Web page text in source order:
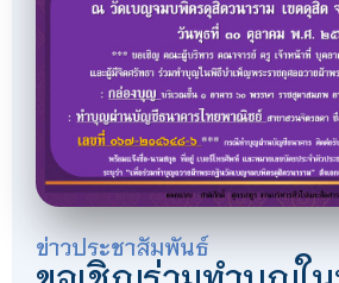
ข่าวประชาสัมพันธ์